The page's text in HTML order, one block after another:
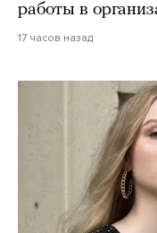
работы в
17 часов назад